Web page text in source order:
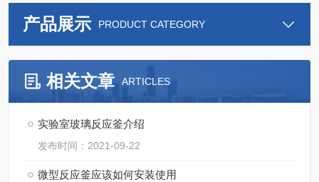
产品展示 PRODUCT CATEGORY
相关文章 ARTICLES
实验室玻璃反应釜介绍
发布时间：2021-09-22
微型反应釜应该如何安装使用